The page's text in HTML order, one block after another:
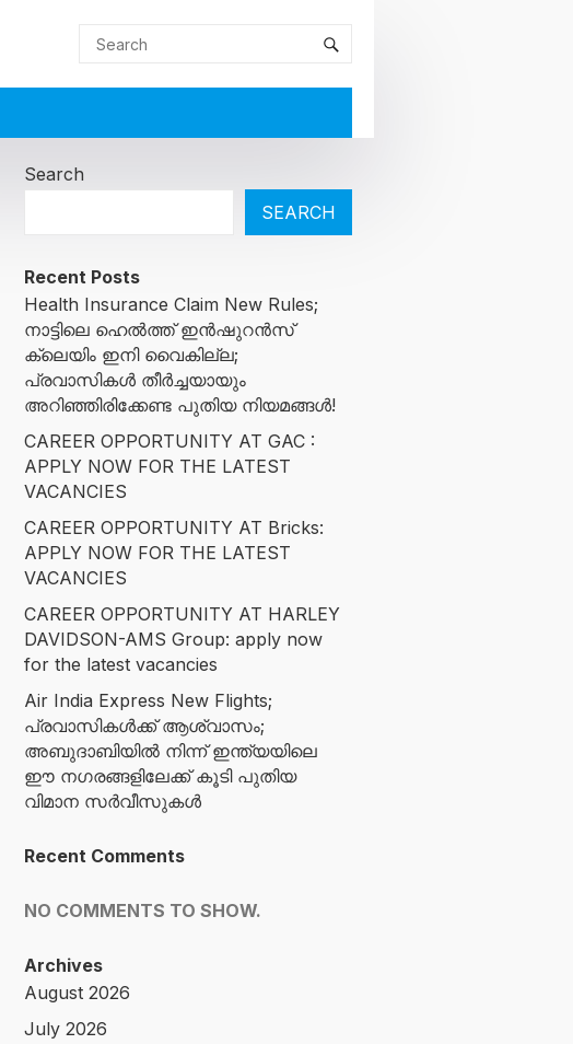
Search
SEARCH
Recent Posts
Health Insurance Claim New Rules;
നാട്ടിലെ ഹെൽത്ത് ഇൻഷുറൻസ്
ക്ലെയിം ഇനി വൈകില്ല;
പ്രവാസികൾ തീർച്ചയായും
അറിഞ്ഞിരിക്കേണ്ട പുതിയ നിയമങ്ങൾ!
CAREER OPPORTUNITY AT GAC :
APPLY NOW FOR THE LATEST
VACANCIES
CAREER OPPORTUNITY AT Bricks:
APPLY NOW FOR THE LATEST
VACANCIES
CAREER OPPORTUNITY AT HARLEY
DAVIDSON-AMS Group: apply now
for the latest vacancies
Air India Express New Flights;
പ്രവാസികൾക്ക് ആശ്വാസം;
അബുദാബിയിൽ നിന്ന് ഇന്ത്യയിലെ
ഈ നഗരങ്ങളിലേക്ക് കൂടി പുതിയ
വിമാന സർവീസുകൾ
Recent Comments
NO COMMENTS TO SHOW.
Archives
August 2026
July 2026